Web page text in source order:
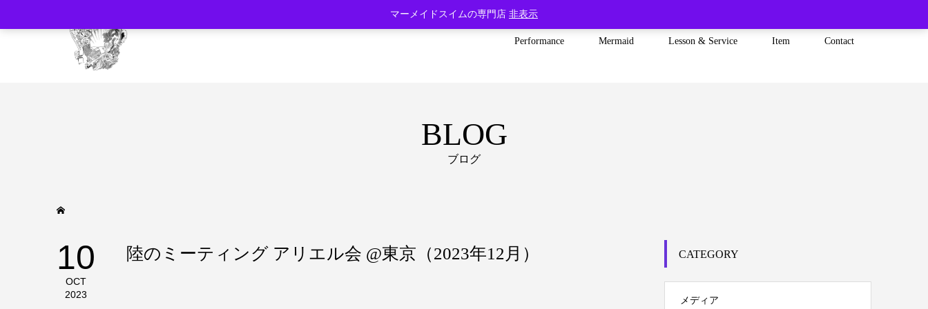
Performance Mermaid Lesson & Service Item Contact
BLOG
ブログ
10
OCT
2023
陸のミーティング アリエル会 @東京（2023年12月） CATEGORY
メディア
マーメイドスイムの専門店 非表示